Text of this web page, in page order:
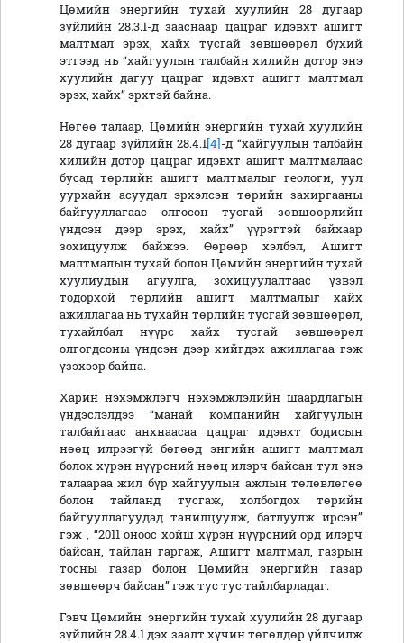
Цөмийн энергийн тухай хуулийн 28 дугаар
зүйлийн 28.3.1-д зааснаар цацраг идэвхт ашигт
малтмал эрэх, хайх тусгай зөвшөөрөл бүхий
этгээд нь “хайгуулын талбайн хилийн дотор энэ
хуулийн дагуу цацраг идэвхт ашигт малтмал
эрэх, хайх” эрхтэй байна.
Нөгөө талаар, Цөмийн энергийн тухай хуулийн
28 дугаар зүйлийн 28.4.1[4]-д “хайгуулын талбайн
хилийн дотор цацраг идэвхт ашигт малтмалаас
бусад төрлийн ашигт малтмалыг геологи, уул
уурхайн асуудал эрхэлсэн төрийн захиргааны
байгууллагаас олгосон тусгай зөвшөөрлийн
үндсэн дээр эрэх, хайх” үүрэгтэй байхаар
зохицуулж байжээ. Өөрөөр хэлбэл, Ашигт
малтмалын тухай болон Цөмийн энергийн тухай
хуулиудын агуулга, зохицуулалтаас үзвэл
тодорхой төрлийн ашигт малтмалыг хайх
ажиллагаа нь тухайн төрлийн тусгай зөвшөөрөл,
тухайлбал нүүрс хайх тусгай зөвшөөрөл
олгогдсоны үндсэн дээр хийгдэх ажиллагаа гэж
үзэхээр байна.
Харин нэхэмжлэгч нэхэмжлэлийн шаардлагын
үндэслэлдээ “манай компанийн хайгуулын
талбайгаас анхнаасаа цацраг идэвхт бодисын
нөөц илрээгүй бөгөөд энгийн ашигт малтмал
болох хүрэн нүүрсний нөөц илэрч байсан тул энэ
талаараа жил бүр хайгуулын ажлын төлөвлөгөө
болон тайланд тусгаж, холбогдох төрийн
байгууллагуудад танилцуулж, батлуулж ирсэн”
гэж , “2011 оноос хойш хүрэн нүүрсний орд илэрч
байсан, тайлан гаргаж, Ашигт малтмал, газрын
тосны газар болон Цөмийн энергийн газар
зөвшөөрч байсан” гэж тус тус тайлбарладаг.
Гэвч Цөмийн энергийн тухай хуулийн 28 дугаар
зүйлийн 28.4.1 дэх заалт хүчин төгөлдөр үйлчилж